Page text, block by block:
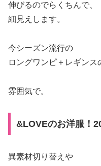
伸びるのでらくちんで、
細見えします。
今シーズン流行の
ロングワンピ＋レギンス
雰囲気で。
&LOVEのお洋服！
異素材切り替えや